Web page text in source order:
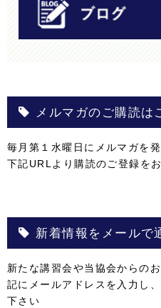
メルマガのご購読は
毎月第１水曜日にメルマガを
下記URLより購読のご登録を
新着情報をメールで
新たな講習会や当協会からの
記にメールアドレスを入力し
下さい